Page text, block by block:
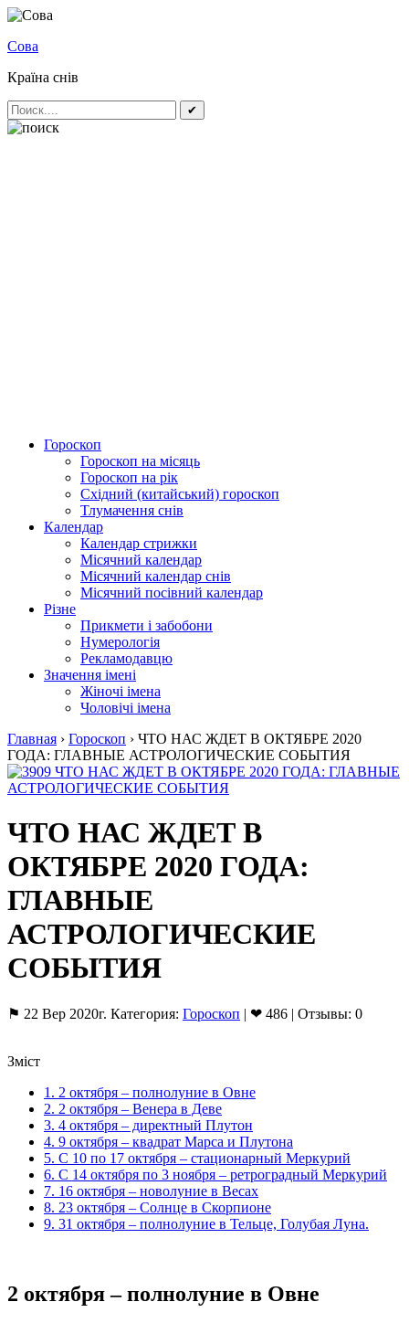
Сова
Країна снів
✔
Гороскоп
Гороскоп на місяць
Гороскоп на рік
Східний (китайський) гороскоп
Тлумачення снів
Календар
Календар стрижки
Місячний календар
Місячний календар снів
Місячний посівний календар
Різне
Прикмети і забобони
Нумерологія
Рекламодавцю
Значення імені
Жіночі імена
Чоловічі імена
Главная › Гороскоп › ЧТО НАС ЖДЕТ В ОКТЯБРЕ 2020
ГОДА: ГЛАВНЫЕ АСТРОЛОГИЧЕСКИЕ СОБЫТИЯ
ЧТО НАС ЖДЕТ В
ОКТЯБРЕ 2020 ГОДА:
ГЛАВНЫЕ
АСТРОЛОГИЧЕСКИЕ
СОБЫТИЯ
⚑ 22 Вер 2020г. Категория: Гороскоп | ❤ 486 | Отзывы: 0
Зміст
1. 2 октября – полнолуние в Овне
2. 2 октября – Венера в Деве
3. 4 октября – директный Плутон
4. 9 октября – квадрат Марса и Плутона
5. С 10 по 17 октября – стационарный Меркурий
6. С 14 октября по 3 ноября – ретроградный Меркурий
7. 16 октября – новолуние в Весах
8. 23 октября – Солнце в Скорпионе
9. 31 октября – полнолуние в Тельце, Голубая Луна.
2 октября – полнолуние в Овне